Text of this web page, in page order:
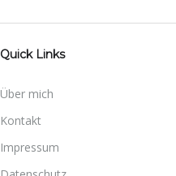
Quick Links
Über mich
Kontakt
Impressum